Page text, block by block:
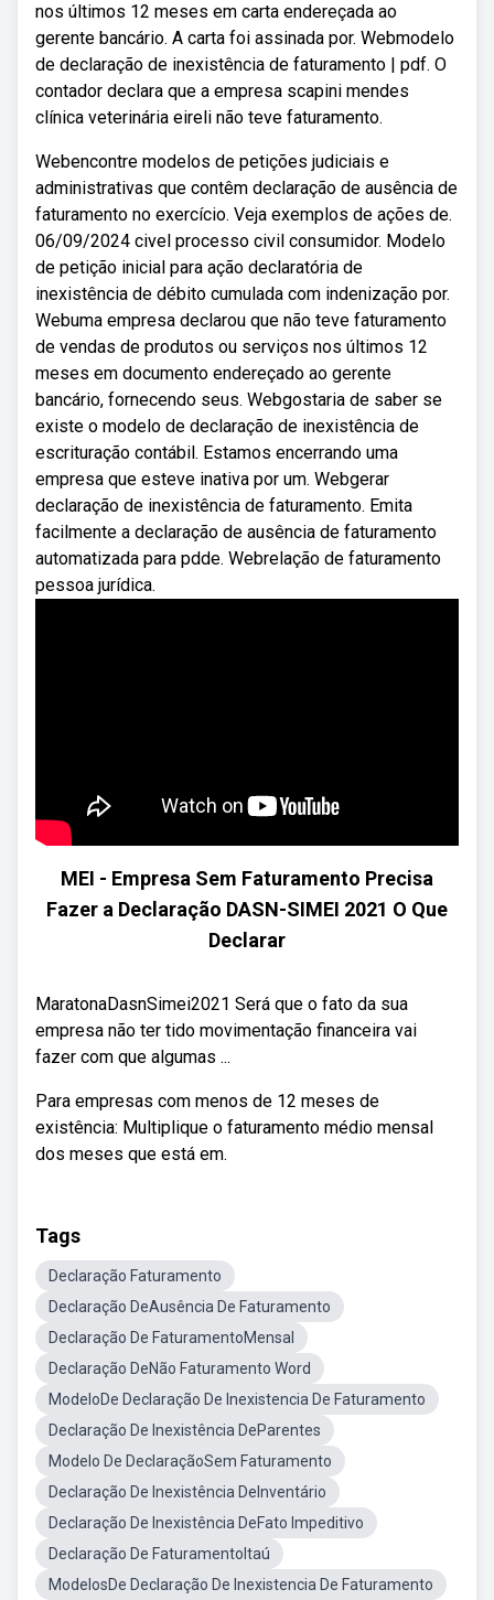
nos últimos 12 meses em carta endereçada ao
gerente bancário. A carta foi assinada por. Webmodelo
de declaração de inexistência de faturamento | pdf. O
contador declara que a empresa scapini mendes
clínica veterinária eireli não teve faturamento.
Webencontre modelos de petições judiciais e
administrativas que contêm declaração de ausência de
faturamento no exercício. Veja exemplos de ações de.
06/09/2024 civel processo civil consumidor. Modelo
de petição inicial para ação declaratória de
inexistência de débito cumulada com indenização por.
Webuma empresa declarou que não teve faturamento
de vendas de produtos ou serviços nos últimos 12
meses em documento endereçado ao gerente
bancário, fornecendo seus. Webgostaria de saber se
existe o modelo de declaração de inexistência de
escrituração contábil. Estamos encerrando uma
empresa que esteve inativa por um. Webgerar
declaração de inexistência de faturamento. Emita
facilmente a declaração de ausência de faturamento
automatizada para pdde. Webrelação de faturamento
pessoa jurídica.
MEI - Empresa Sem Faturamento Precisa
Fazer a Declaração DASN-SIMEI 2021 O Que
Declarar
MaratonaDasnSimei2021 Será que o fato da sua
empresa não ter tido movimentação financeira vai
fazer com que algumas ...
Para empresas com menos de 12 meses de
existência: Multiplique o faturamento médio mensal
dos meses que está em.
Tags
Declaração Faturamento
Declaração DeAusência De Faturamento
Declaração De FaturamentoMensal
Declaração DeNão Faturamento Word
ModeloDe Declaração De Inexistencia De Faturamento
Declaração De Inexistência DeParentes
Modelo De DeclaraçãoSem Faturamento
Declaração De Inexistência DeInventário
Declaração De Inexistência DeFato Impeditivo
Declaração De FaturamentoItaú
ModelosDe Declaração De Inexistencia De Faturamento